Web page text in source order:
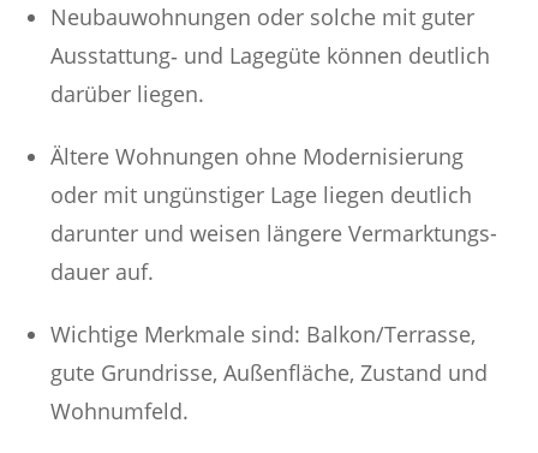
Neubauwohnungen oder solche mit guter
Ausstattung‑ und Lage­güte können deutlich
darüber liegen.
Ältere Wohnungen ohne Modernisierung
oder mit ungünstiger Lage liegen deutlich
darunter und weisen längere Vermarktungs­
dauer auf.
Wichtige Merkmale sind: Balkon/Terrasse,
gute Grundrisse, Außenfläche, Zustand und
Wohnumfeld.